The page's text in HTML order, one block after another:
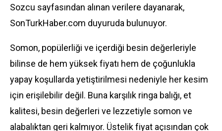
Sozcu sayfasından alınan verilere dayanarak,
SonTurkHaber.com duyuruda bulunuyor.
Somon, popülerliği ve içerdiği besin değerleriyle
bilinse de hem yüksek fiyatı hem de çoğunlukla
yapay koşullarda yetiştirilmesi nedeniyle her kesim
için erişilebilir değil. Buna karşılık ringa balığı, et
kalitesi, besin değerleri ve lezzetiyle somon ve
alabalıktan geri kalmıyor. Üstelik fiyat açısından çok